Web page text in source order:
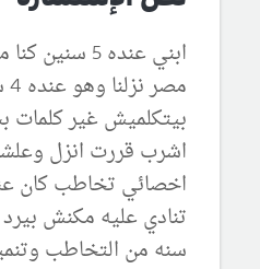
ابني عنده 5
بيتكلميش غير كلمات
اشرب قررت انزل
اخصائي تخاطب كان
تنادي عليه مكنش
سنه من التخاطب